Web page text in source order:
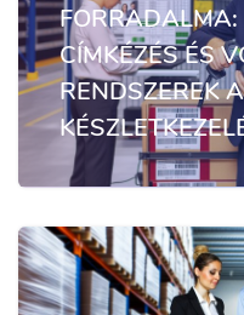
FORRADALMA:
CÍMKÉZÉS ÉS
RENDSZEREK